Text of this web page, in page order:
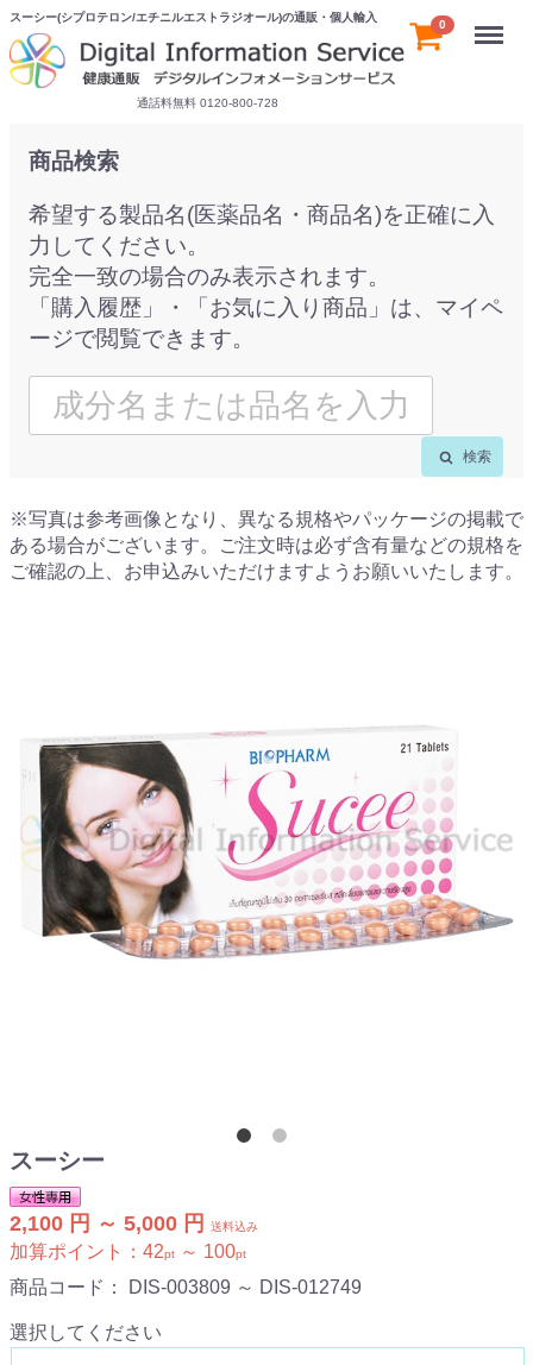
スーシー(シプロテロン/エチニルエストラジオール)の通販・個人輸入
通話料無料 0120-800-728
0 Menu
商品検索
希望する製品名(医薬品名・商品名)を正確に入
力してください。
完全一致の場合のみ表示されます。
「購入履歴」・「お気に入り商品」は、マイペ
ージで閲覧できます。
検索
※写真は参考画像となり、異なる規格やパッケージの掲載で
ある場合がございます。ご注文時は必ず含有量などの規格を
ご確認の上、お申込みいただけますようお願いいたします。
スーシー
2,100 円 ～ 5,000 円 送料込み
加算ポイント： 42pt ～ 100pt
商品コード： DIS-003809 ～ DIS-012749
選択してください